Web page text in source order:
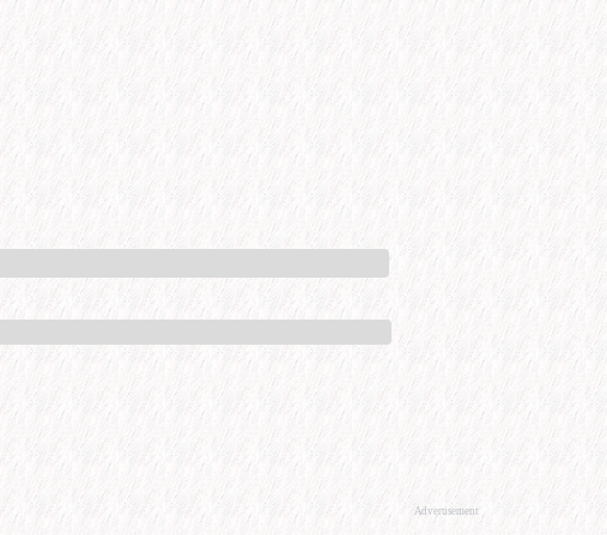
Advertisement